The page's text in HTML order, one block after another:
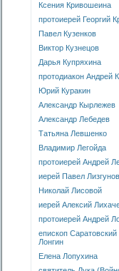
Ксения Кривошеина
протоиерей Георгий
Павел Кузенков
Виктор Кузнецов
Дарья Купряхина
протодиакон Андрей
Юрий Куракин
Александр Кырлежев
Александр Лебедев
Татьяна Левшенко
Владимир Легойда
протоиерей Андрей
иерей Павел Лизгунов
Николай Лисовой
иерей Алексий
протоиерей Андрей
епископ
Лонгин
Елена Лопухина